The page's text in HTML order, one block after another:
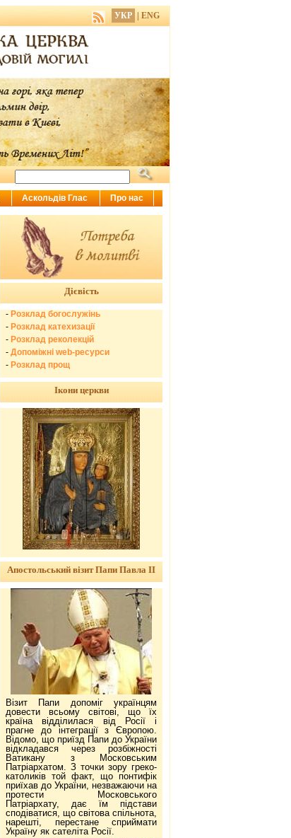
Дієвість
- Розклад богослужінь
- Розклад катехизації
- Розклад реколекцій
- Допоміжні web-ресурси
- Розклад прощ
Ікони церкви
Апостольський візит Папи Павла ІІ
Візит Папи допоміг українцям
довести всьому світові, що їх
країна відділилася від Росії і
прагне до інтеграції з Європою.
Відомо, що приїзд Папи до України
відкладався через розбіжності
Ватикану з Московським
Патріархатом. З точки зору греко-
католиків той факт, що понтифік
приїхав до України, незважаючи на
протести Московського
Патріархату, дає їм підстави
сподіватися, що світова спільнота,
нарешті, перестане сприймати
Україну як сателіта Росії.
УКР ENG
Аскольдів Глас Про нас